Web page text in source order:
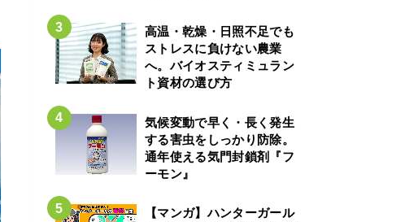
高温・乾燥・日照不足でも
ストレスに負けない農業
へ。バイオスティミュラン
ト資材の選び方
気候変動で早く・長く発生
する害虫をしっかり防除。
通年使える気門封鎖剤『フ
ーモン』
【マンガ】ハンターガール